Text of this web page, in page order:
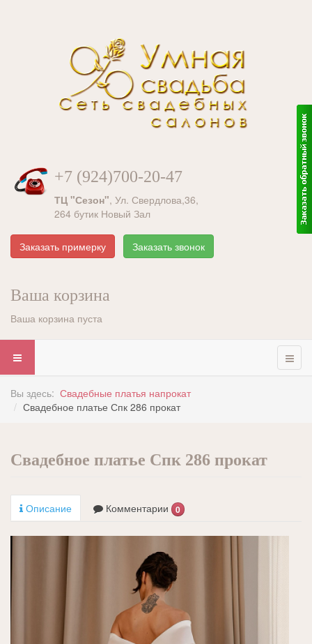
+7 (924)700-20-47
ТЦ "Сезон", Ул. Свердлова,36,
264 бутик Новый Зал
Ваша корзина
Ваша корзина пуста
Вы здесь: Свадебные платья напрокат
Свадебное платье Спк 286 прокат
Свадебное платье Спк 286 прокат
Описание Комментарии 0